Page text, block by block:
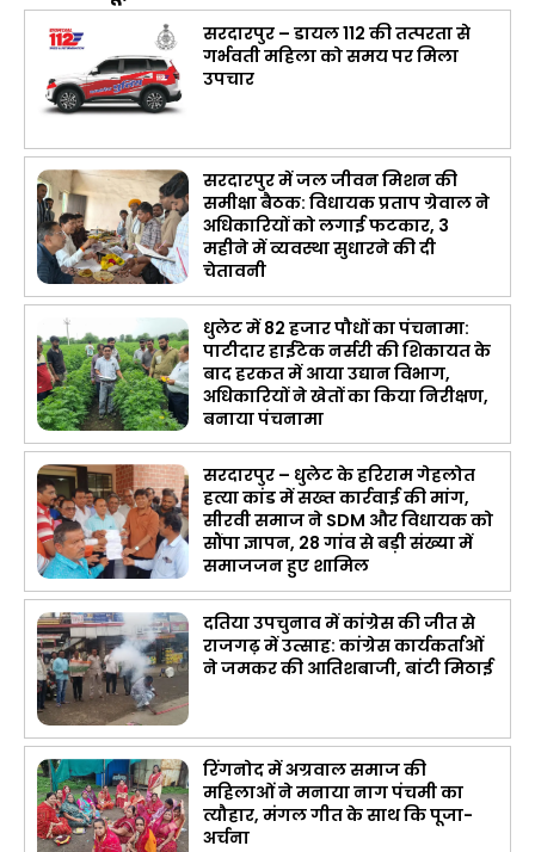
सरदारपुर – डायल 112 की तत्परता से
गर्भवती महिला को समय पर मिला
उपचार
सरदारपुर में जल जीवन मिशन की
समीक्षा बैठक: विधायक प्रताप ग्रेवाल ने
अधिकारियों को लगाई फटकार, 3
महीने में व्यवस्था सुधारने की दी
चेतावनी
धुलेट में 82 हजार पौधों का पंचनामा:
पाटीदार हाईटेक नर्सरी की शिकायत के
बाद हरकत में आया उद्यान विभाग,
अधिकारियों ने खेतों का किया निरीक्षण,
बनाया पंचनामा
सरदारपुर – धुलेट के हरिराम गेहलोत
हत्या कांड में सख्त कार्रवाई की मांग,
सीरवी समाज ने SDM और विधायक को
सौंपा ज्ञापन, 28 गांव से बड़ी संख्या में
समाजजन हुए शामिल
दतिया उपचुनाव में कांग्रेस की जीत से
राजगढ़ में उत्साह: कांग्रेस कार्यकर्ताओं
ने जमकर की आतिशबाजी, बांटी मिठाई
रिंगनोद में अग्रवाल समाज की
महिलाओं ने मनाया नाग पंचमी का
त्यौहार, मंगल गीत के साथ कि पूजा-
अर्चना